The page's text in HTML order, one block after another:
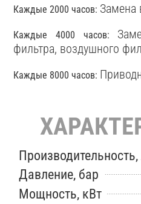
Каждые 2000 часов: Замена
Каждые 4000 часов:
фильтра, воздушного
Каждые 8000 часов:
Давление, бар
Мощность, кВт